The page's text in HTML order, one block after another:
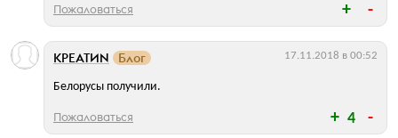
Пожаловаться
4
Белорусы получили.
КРЕАТИN Блог 17.11.2018 в 00:52
Пожаловаться